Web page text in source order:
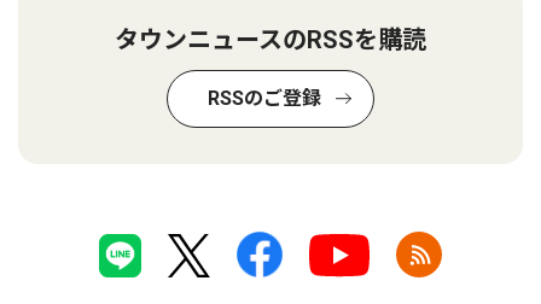
タウンニュースのRSSを購読
RSSのご登録